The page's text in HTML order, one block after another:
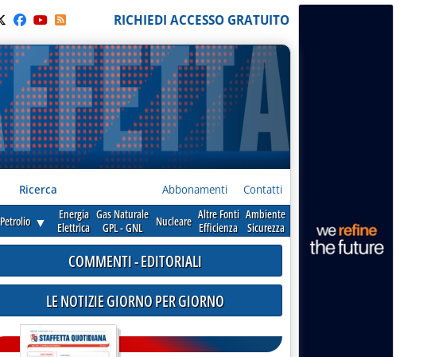
RICHIEDI ACCESSO GRATUITO
Ricerca Abbonamenti Contatti
Petrolio ▼
Energia
Elettrica
Gas Naturale
GPL - GNL
Nucleare Altre Fonti
Efficienza
Ambiente
Sicurezza
COMMENTI - EDITORIALI
LE NOTIZIE GIORNO PER GIORNO